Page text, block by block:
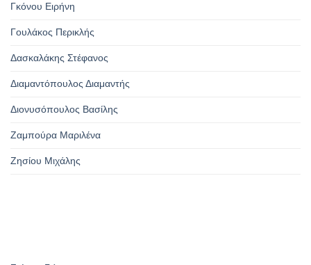
Γκόνου Ειρήνη
Γουλάκος Περικλής
Δασκαλάκης Στέφανος
Διαμαντόπουλος Διαμαντής
Διονυσόπουλος Βασίλης
Ζαμπούρα Μαριλένα
Ζησίου Μιχάλης